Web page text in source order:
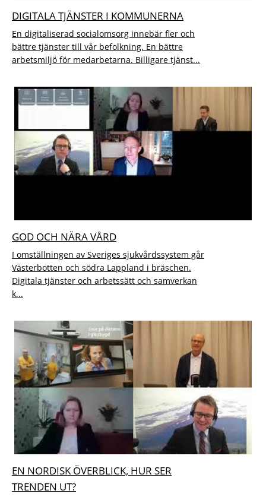
DIGITALA TJÄNSTER I KOMMUNERNA
En digitaliserad socialomsorg innebär fler och
bättre tjänster till vår befolkning. En bättre
arbetsmiljö för medarbetarna. Billigare tjänst...
GOD OCH NÄRA VÅRD
I omställningen av Sveriges sjukvårdssystem går
Västerbotten och södra Lappland i bräschen.
Digitala tjänster och arbetssätt och samverkan
k...
EN NORDISK ÖVERBLICK, HUR SER
TRENDEN UT?